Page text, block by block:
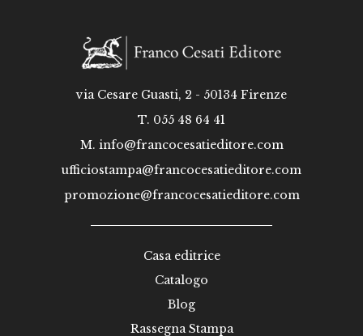
via Cesare Guasti, 2 - 50134 Firenze
T. 055 48 64 41
M. info@francocesatieditore.com
ufficiostampa@francocesatieditore.com
promozione@francocesatieditore.com
Casa editrice
Catalogo
Blog
Rassegna Stampa